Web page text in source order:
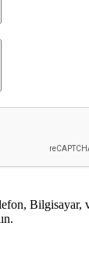
Bilgisayar,